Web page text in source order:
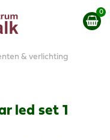
& verlichting
led set 1